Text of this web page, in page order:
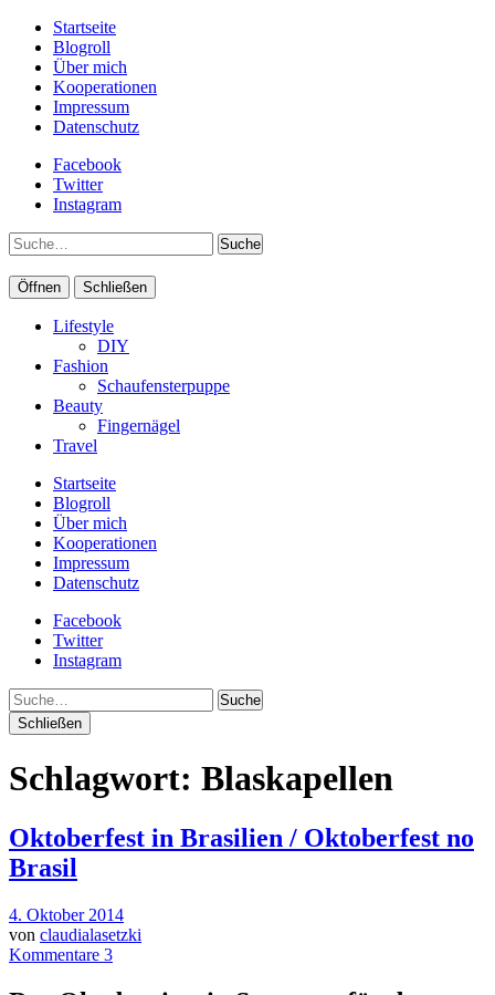
Startseite
Blogroll
Über mich
Kooperationen
Impressum
Datenschutz
Facebook
Twitter
Instagram
Suche
Öffnen Schließen
Lifestyle
DIY
Fashion
Schaufensterpuppe
Beauty
Fingernägel
Travel
Startseite
Blogroll
Über mich
Kooperationen
Impressum
Datenschutz
Facebook
Twitter
Instagram
Suche
Schließen
Schlagwort: Blaskapellen
Oktoberfest in Brasilien / Oktoberfest no
Brasil
4. Oktober 2014
von claudialasetzki
Kommentare 3